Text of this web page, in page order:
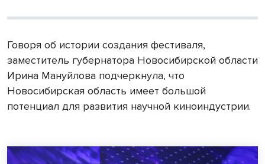
Говоря об истории создания фестиваля,
заместитель губернатора Новосибирской области
Ирина Мануйлова подчеркнула, что
Новосибирская область имеет большой
потенциал для развития научной киноиндустрии.